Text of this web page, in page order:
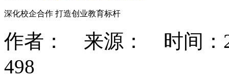
深化校企合作 打造创业教育标杆
作者： 来源： 时间：
498